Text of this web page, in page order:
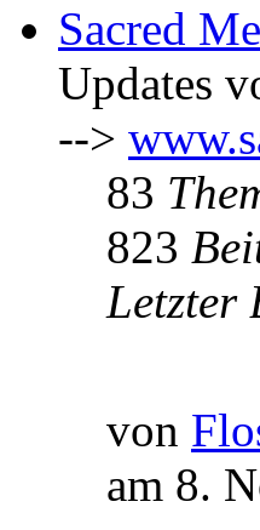
Sacred
Updates
-->
83
823
Letzter
von
am 8.